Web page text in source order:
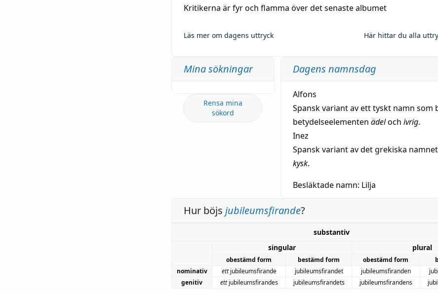
Kritikerna är fyr och flamma över det senaste albumet
Läs mer om dagens uttryck Här hittar du alla
Mina sökningar
Rensa mina
sökord
Dagens namnsdag
Alfons
Spansk variant av ett tyskt namn som
betydelseelementen ädeloch ivrig.
Inez
Spansk variant av det grekiska
kysk.
Besläktade namn: Lilja
Hur böjs jubileumsfirande?
substantiv
singular
plural
obestämd form bestämd form obestämd form
nominativ
ettjubileumsfirande jubileumsfirandet jubileumsfiranden
genitiv
ettjubileumsfirandes jubileumsfirandets jubileumsfirandens